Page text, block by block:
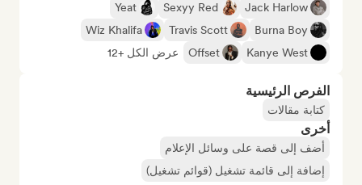
Jack Harlow
Sexyy Red
Yeat
Burna Boy
Travis Scott
Wiz Khalifa
Kanye West
Offset عرض الكل +12
الفرص الرئيسية
كتابة مقالات
أخرى
أضف إلى قصة على وسائل الإعلام
إضافة إلى قائمة تشغيل (قوائم تشغيل)